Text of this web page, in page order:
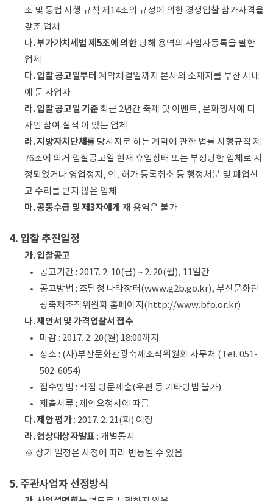
조 및 동법 시행 규칙 제14조의 규정에 의한 경쟁입찰 참가자격을
갖춘 업체
나. 부가가치세법 제5조에 의한당해 용역의 사업자등록을 필한
업체
다. 입찰 공고일부터 계약체결일까지 본사의 소재지를 부산 시내
에 둔 사업자
라. 입찰 공고일 기준 최근 2년간 축제 및 이벤트, 문화행사에 디
자인 참여 실적 이 있는 업체
라. 지방자치단체를 당사자로 하는 계약에 관한 법률 시행규칙 제
76조에 의거 입찰공고일 현재 휴업상태 또는 부정당한 업체로 지
정되었거나 영업정지, 인․허가 등록취소 등 행정처분 및 폐업신
고 수리를 받지 않은 업체
마. 공동수급 및 제3자에게 재 용역은 불가
4. 입찰 추진일정
가. 입찰공고
공고기간 : 2017. 2. 10(금) ~ 2. 20(월), 11일간
공고방법 : 조달청 나라장터(www.g2b.go.kr), 부산문화관
광축제조직위원회 홈페이지(http://www.bfo.or.kr)
나. 제안서 및 가격입찰서 접수
마감 : 2017. 2. 20(월) 18:00까지
장소 : (사)부산문화관광축제조직위원회 사무처 (Tel. 051-
502-6054)
접수방법 : 직접 방문제출(우편 등 기타방법 불가)
제출서류 : 제안요청서에 따름
다. 제안 평가: 2017. 2. 21(화) 예정
라. 협상대상자발표 : 개별통지
※ 상기 일정은 사정에 따라 변동될 수 있음
5. 주관사업자 선정방식